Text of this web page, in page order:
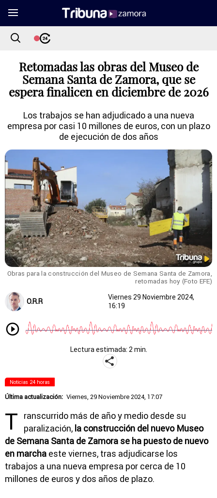
Retomadas las obras del Museo de
Semana Santa de Zamora, que se
espera finalicen en diciembre de 2026
Los trabajos se han adjudicado a una nueva
empresa por casi 10 millones de euros, con un plazo
de ejecución de dos años
Obras para la construcción del Museo de Semana Santa de Zamora,
retomadas hoy (Foto EFE)
O.R.R
Viernes 29 Noviembre 2024,
16:19
Lectura estimada: 2 min.
Noticias 24 horas
Última actualización: Viernes, 29 Noviembre 2024, 17:07
T
ranscurrido más de año y medio desde su
paralización, la construcción del nuevo Museo
de Semana Santa de Zamora se ha puesto de nuevo
en marcha este viernes, tras adjudicarse los
trabajos a una nueva empresa por cerca de 10
millones de euros y dos años de plazo.